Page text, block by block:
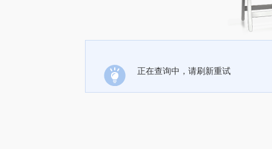
正在查询中，请刷新重试